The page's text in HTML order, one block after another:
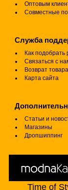
Оптовым
Совместные
Служба
Как
Связаться с
Возврат товара
Карта сайта
Статьи и
Магазины
Дропшиппинг
Time of